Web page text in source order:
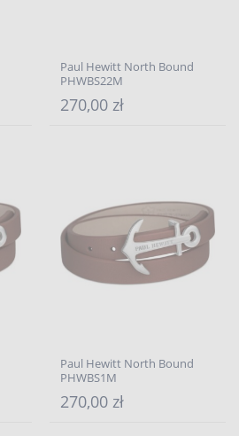
Paul Hewitt North Bound
PHWBS22M
270,00 zł
Paul Hewitt North Bound
PHWBS1M
270,00 zł